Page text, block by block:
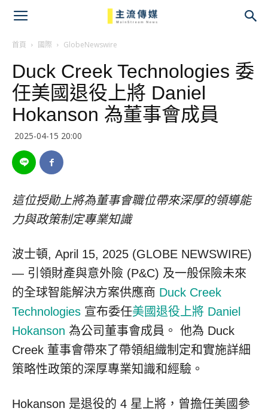
首頁 國際 GlobeNewswire
Duck Creek Technologies 委
任美國退役上將 Daniel
Hokanson 為董事會成員
2025-04-15 20:00
這位授勛上將為董事會職位帶來深厚的領導能
力與政策制定專業知識
波士頓, April 15, 2025 (GLOBE NEWSWIRE)
— 引領財產與意外險 (P&C) 及一般保險未來
的全球智能解決方案供應商 Duck Creek
Technologies 宣布委任美國退役上將 Daniel
Hokanson 為公司董事會成員。 他為 Duck
Creek 董事會帶來了帶領組織制定和實施詳細
策略性政策的深厚專業知識和經驗。
Hokanson 是退役的 4 星上將，曾擔任美國參